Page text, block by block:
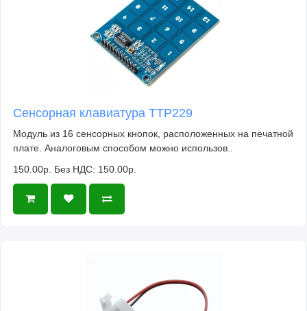
Сенсорная клавиатура TTP229
Модуль из 16 сенсорных кнопок, расположенных на печатной
плате. Аналоговым способом можно использов..
150.00р. Без НДС: 150.00р.